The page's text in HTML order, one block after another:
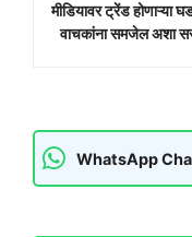
मीडियावर ट्रेंड होणाऱ्या
वाचकांना समजेल अशा
WhatsApp